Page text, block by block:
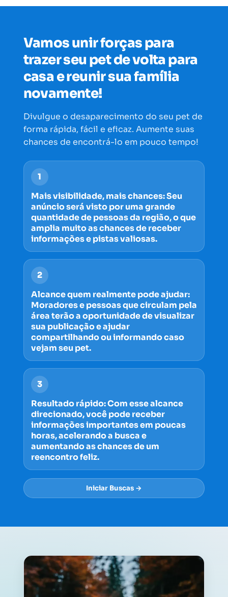
Vamos unir forças para
trazer seu pet de volta para
casa e reunir sua família
novamente!
Divulgue o desaparecimento do seu pet de
forma rápida, fácil e eficaz. Aumente suas
chances de encontrá-lo em pouco tempo!
1
Mais visibilidade, mais chances: Seu
anúncio será visto por uma grande
quantidade de pessoas da região, o que
amplia muito as chances de receber
informações e pistas valiosas.
2
Alcance quem realmente pode ajudar:
Moradores e pessoas que circulam pela
área terão a oportunidade de visualizar
sua publicação e ajudar
compartilhando ou informando caso
vejam seu pet.
3
Resultado rápido: Com esse alcance
direcionado, você pode receber
informações importantes em poucas
horas, acelerando a busca e
aumentando as chances de um
reencontro feliz.
Iniciar Buscas →